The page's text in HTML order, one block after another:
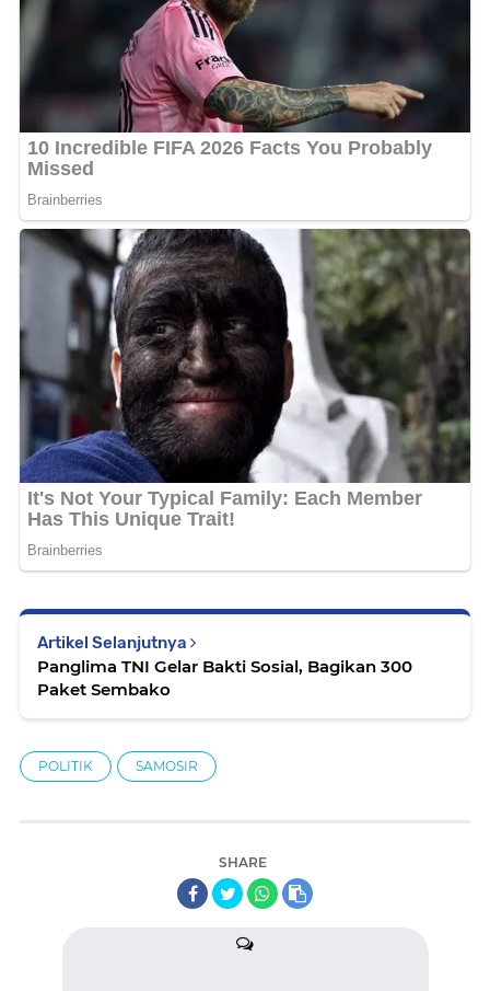
Artikel Selanjutnya
Panglima TNI Gelar Bakti Sosial, Bagikan 300
Paket Sembako
POLITIK SAMOSIR
SHARE